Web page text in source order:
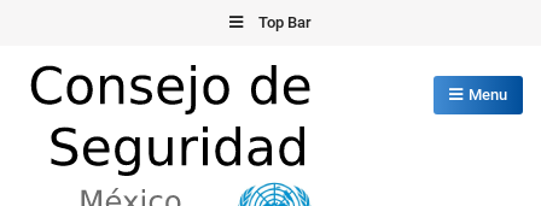
content
Top Bar
Menu